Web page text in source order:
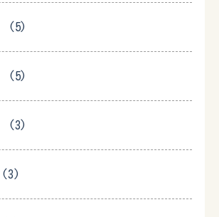
(5)
(5)
(3)
(3)